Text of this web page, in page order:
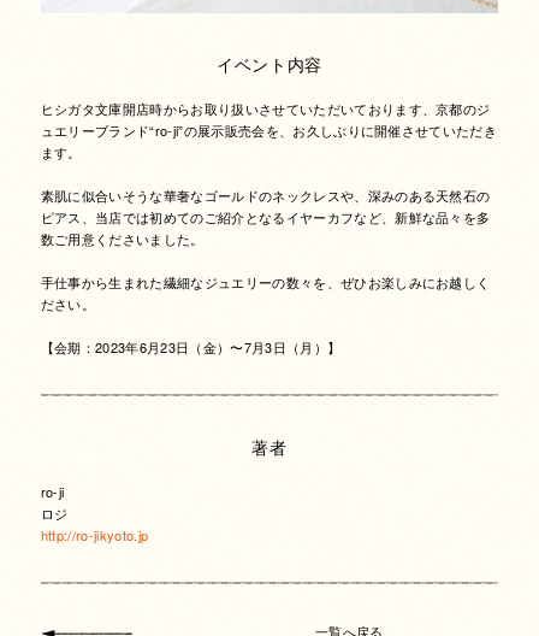
イベント内容
ヒシガタ文庫開店時からお取り扱いさせていただいております、京都のジ
ュエリーブランド“ro-ji”の展示販売会を、お久しぶりに開催させていただき
ます。
素肌に似合いそうな華奢なゴールドのネックレスや、深みのある天然石の
ピアス、当店では初めてのご紹介となるイヤーカフなど、新鮮な品々を多
数ご用意くださいました。
手仕事から生まれた繊細なジュエリーの数々を、ぜひお楽しみにお越しく
ださい。
【会期：2023年6月23日（金）〜7月3日（月）】
著者
ro-ji
ロジ
http://ro-jikyoto.jp
一覧へ戻る